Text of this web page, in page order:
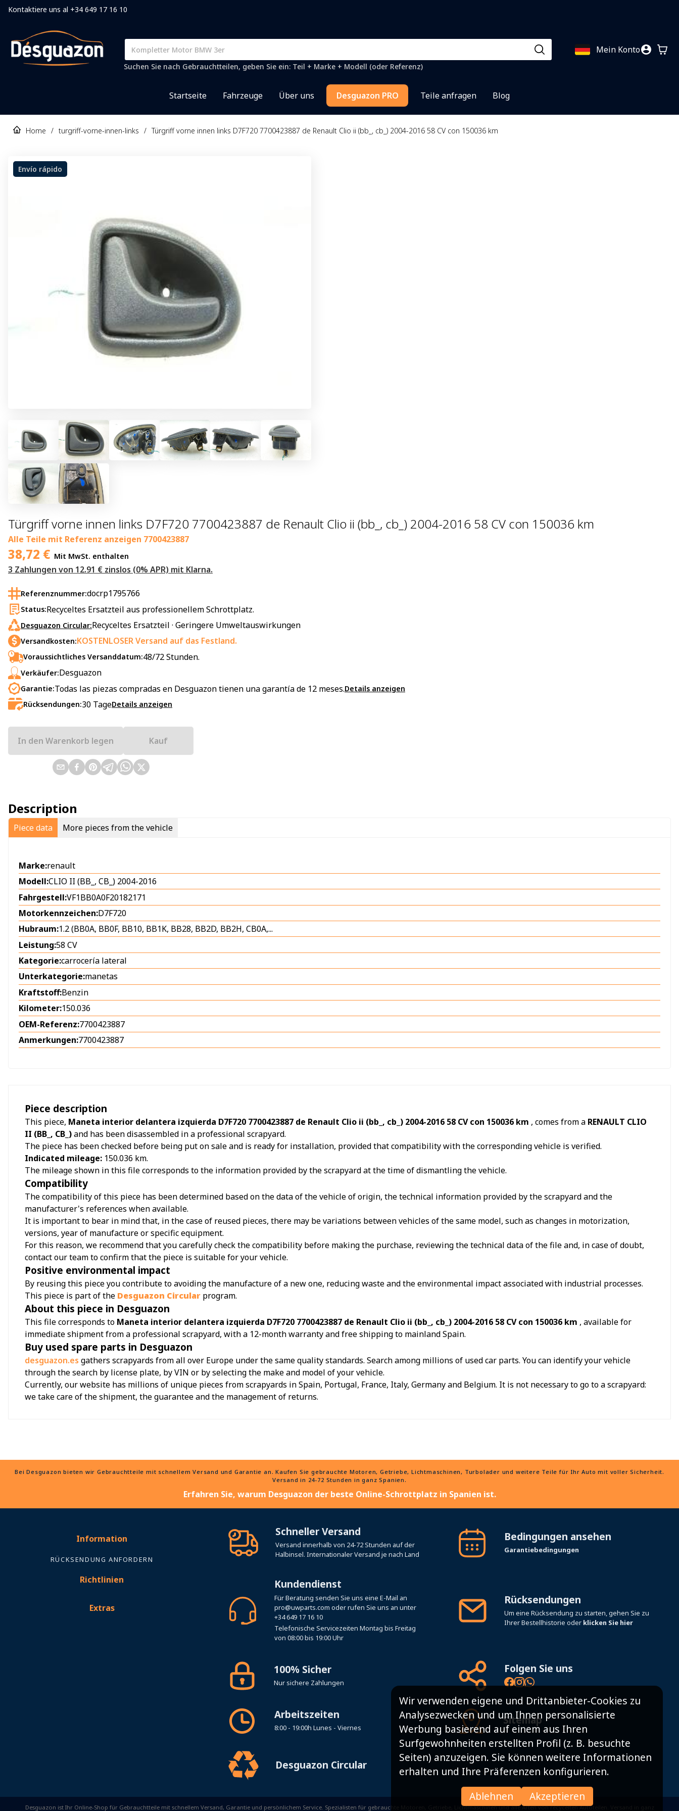
Kontaktiere uns al +34 649 17 16 10
Suchen Sie nach Gebrauchtteilen, geben Sie ein: Teil + Marke + Modell (oder Referenz)
Mein Konto
Startseite Fahrzeuge Über uns Desguazon PRO Teile anfragen Blog
Home / turgriff-vorne-innen-links / Türgriff vorne innen links D7F720 7700423887 de Renault Clio ii (bb_, cb_) 2004-2016 58 CV con 150036 km
Envío rápido
Türgriff vorne innen links D7F720 7700423887 de Renault Clio ii (bb_, cb_) 2004-2016 58 CV con 150036 km
Alle Teile mit Referenz anzeigen 7700423887
38,72 € Mit MwSt. enthalten
3 Zahlungen von 12.91 € zinslos (0% APR) mit Klarna.
Referenznummer:docrp1795766
Status:Recyceltes Ersatzteil aus professionellem Schrottplatz.
Desguazon Circular:Recyceltes Ersatzteil · Geringere Umweltauswirkungen
Versandkosten:KOSTENLOSER Versand auf das Festland.
Voraussichtliches Versanddatum:48/72 Stunden.
Verkäufer:Desguazon
Garantie:Todas las piezas compradas en Desguazon tienen una garantía de 12 meses.Details anzeigen
Rücksendungen:30 TageDetails anzeigen
In den Warenkorb legen Kauf
Description
Piece data More pieces from the vehicle
Marke:renault
Modell:CLIO II (BB_, CB_) 2004-2016
Fahrgestell:VF1BB0A0F20182171
Motorkennzeichen:D7F720
Hubraum:1.2 (BB0A, BB0F, BB10, BB1K, BB28, BB2D, BB2H, CB0A,...
Leistung:58 CV
Kategorie:carrocería lateral
Unterkategorie:manetas
Kraftstoff:Benzin
Kilometer:150.036
OEM-Referenz:7700423887
Anmerkungen:7700423887
Piece description
This piece, Maneta interior delantera izquierda D7F720 7700423887 de Renault Clio ii (bb_, cb_) 2004-2016 58 CV con 150036 km , comes from a RENAULT CLIO
II (BB_, CB_)and has been disassembled in a professional scrapyard.
The piece has been checked before being put on sale and is ready for installation, provided that compatibility with the corresponding vehicle is verified.
Indicated mileage: 150.036 km.
The mileage shown in this file corresponds to the information provided by the scrapyard at the time of dismantling the vehicle.
Compatibility
The compatibility of this piece has been determined based on the data of the vehicle of origin, the technical information provided by the scrapyard and the
manufacturer's references when available.
It is important to bear in mind that, in the case of reused pieces, there may be variations between vehicles of the same model, such as changes in motorization,
versions, year of manufacture or specific equipment.
For this reason, we recommend that you carefully check the compatibility before making the purchase, reviewing the technical data of the file and, in case of doubt,
contact our team to confirm that the piece is suitable for your vehicle.
Positive environmental impact
By reusing this piece you contribute to avoiding the manufacture of a new one, reducing waste and the environmental impact associated with industrial processes.
This piece is part of the Desguazon Circular program.
About this piece in Desguazon
This file corresponds to Maneta interior delantera izquierda D7F720 7700423887 de Renault Clio ii (bb_, cb_) 2004-2016 58 CV con 150036 km , available for
immediate shipment from a professional scrapyard, with a 12-month warranty and free shipping to mainland Spain.
Buy used spare parts in Desguazon
desguazon.es gathers scrapyards from all over Europe under the same quality standards. Search among millions of used car parts. You can identify your vehicle
through the search by license plate, by VIN or by selecting the make and model of your vehicle.
Currently, our website has millions of unique pieces from scrapyards in Spain, Portugal, France, Italy, Germany and Belgium. It is not necessary to go to a scrapyard:
we take care of the shipment, the guarantee and the management of returns.
Bei Desguazon bieten wir Gebrauchtteile mit schnellem Versand und Garantie an. Kaufen Sie gebrauchte Motoren, Getriebe, Lichtmaschinen, Turbolader und weitere Teile für Ihr Auto mit voller Sicherheit.
Versand in 24-72 Stunden in ganz Spanien.
Erfahren Sie, warum Desguazon der beste Online-Schrottplatz in Spanien ist.
Information
RÜCKSENDUNG ANFORDERN
Richtlinien
Extras
Schneller Versand
Versand innerhalb von 24-72 Stunden auf der
Halbinsel. Internationaler Versand je nach Land
Bedingungen ansehen
Garantiebedingungen
Kundendienst
Für Beratung senden Sie uns eine E-Mail an
pro@uwparts.com oder rufen Sie uns an unter
+34 649 17 16 10
Telefonische Servicezeiten Montag bis Freitag
von 08:00 bis 19:00 Uhr
Rücksendungen
Um eine Rücksendung zu starten, gehen Sie zu
Ihrer Bestellhistorie oder klicken Sie hier
100% Sicher
Nur sichere Zahlungen
Folgen Sie uns
Arbeitszeiten
8:00 - 19:00h Lunes - Viernes
Sitemap
Desguazon Circular
Desguazon ist Ihr Online-Shop für Gebrauchtteile mit schnellem Versand, Garantie und persönlichem Service. Spezialisten für gebrauchte Motoren, Getriebe, Lichtmaschinen und alle Arten von recycelten Autoteilen. Versand in ganz
Wir verwenden eigene und Drittanbieter-Cookies zu
Analysezwecken und um Ihnen personalisierte
Werbung basierend auf einem aus Ihren
Surfgewohnheiten erstellten Profil (z. B. besuchte
Seiten) anzuzeigen. Sie können weitere Informationen
erhalten und Ihre Präferenzen konfigurieren.
Ablehnen
Akzeptieren